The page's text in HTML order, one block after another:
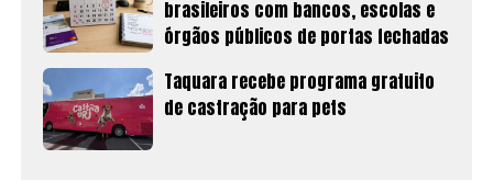
brasileiros com bancos, escolas e
órgãos públicos de portas fechadas
Taquara recebe programa gratuito
de castração para pets